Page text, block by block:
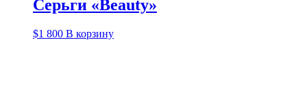
Серьги «Beauty»
$1 800 В корзину